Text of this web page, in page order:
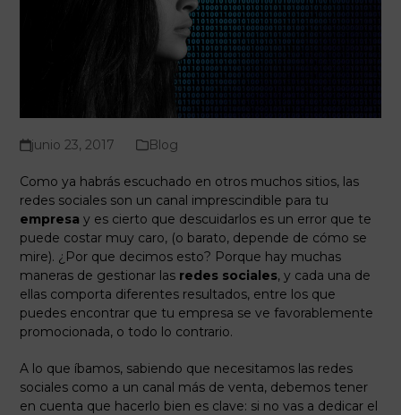
junio 23, 2017 Blog
Como ya habrás escuchado en otros muchos sitios, las
redes sociales son un canal imprescindible para tu
empresa y es cierto que descuidarlos es un error que te
puede costar muy caro, (o barato, depende de cómo se
mire). ¿Por que decimos esto? Porque hay muchas
maneras de gestionar las redes sociales, y cada una de
ellas comporta diferentes resultados, entre los que
puedes encontrar que tu empresa se ve favorablemente
promocionada, o todo lo contrario.
A lo que íbamos, sabiendo que necesitamos las redes
sociales como a un canal más de venta, debemos tener
en cuenta que hacerlo bien es clave: si no vas a dedicar el